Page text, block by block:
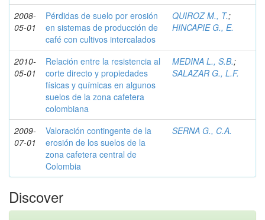
2008-
05-01
Pérdidas de suelo por erosión
en sistemas de producción de
café con cultivos intercalados
QUIROZ M., T.;
HINCAPIE G., E.
2010-
05-01
Relación entre la resistencia al
corte directo y propiedades
físicas y químicas en algunos
suelos de la zona cafetera
colombiana
MEDINA L., S.B.;
SALAZAR G., L.F.
2009-
07-01
Valoración contingente de la
erosión de los suelos de la
zona cafetera central de
Colombia
SERNA G., C.A.
Discover